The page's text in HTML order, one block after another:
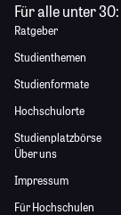
Für alle unter 30:
Ratgeber
Studienthemen
Studienformate
Hochschulorte
Studienplatzbörse
Über uns
Impressum
Für Hochschulen